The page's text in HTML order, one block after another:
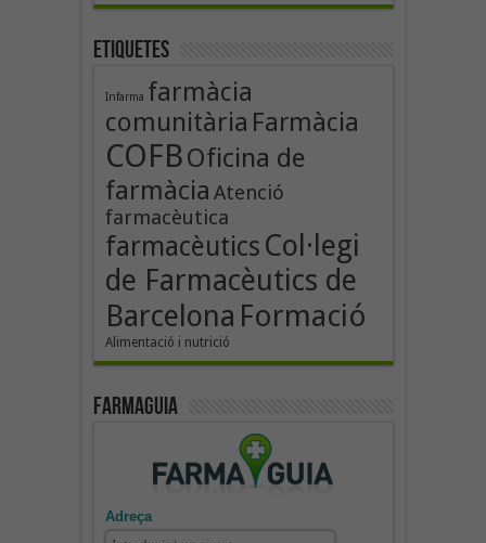
Etiquetes
Infarma farmàcia
comunitària Farmàcia
COFBOficina de
farmàcia Atenció
farmacèutica
farmacèutics Col·legi
de Farmacèutics de
Barcelona Formació
Alimentació i nutrició
Farmaguia
Adreça